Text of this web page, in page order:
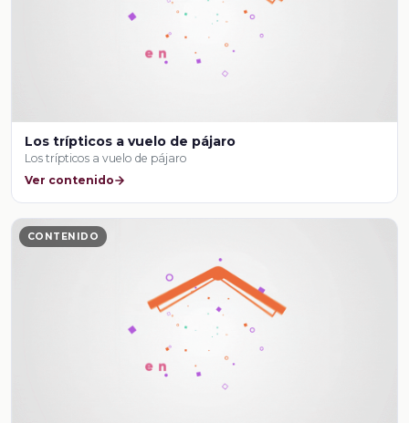
Los trípticos a vuelo de pájaro
Los trípticos a vuelo de pájaro
Ver contenido
CONTENIDO